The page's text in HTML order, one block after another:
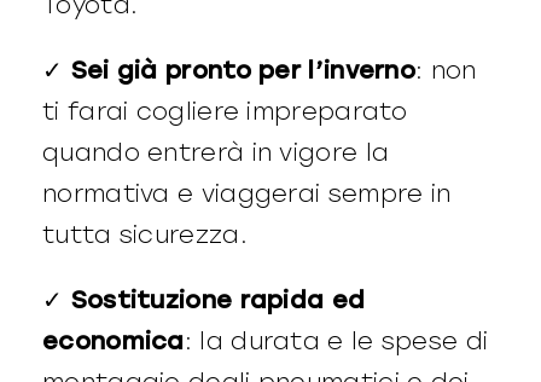
✓ Sei già pronto per l’inverno: non
ti farai cogliere impreparato
quando entrerà in vigore la
normativa e viaggerai sempre in
tutta sicurezza.
✓ Sostituzione rapida ed
economica: la durata e le spese di